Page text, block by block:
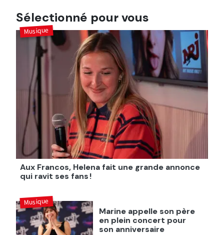
Sélectionné pour vous
Aux Francos, Helena fait une grande annonce
qui ravit ses fans !
Musique
Marine appelle son père
en plein concert pour
son anniversaire
Musique